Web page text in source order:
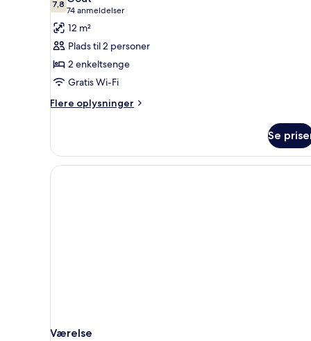
billeder
af
Commodore
7,87,8 ud af 10
74 anmeldelser
(74
anmeldelser)
12 m²
Plads til 2 personer
2 enkeltsenge
Gratis Wi-Fi
Flere oplysninger
Flere
Se
Værelse